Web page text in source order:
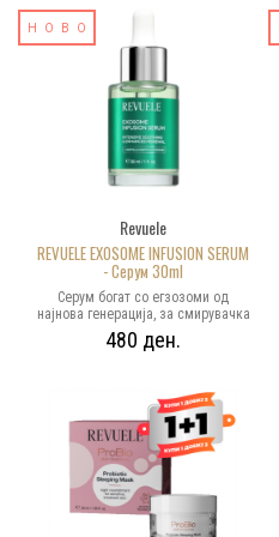
мазен финиш на кожата и
неверојатен мек сјај што ја
рефлектира светлината. Збогатен
кожата да остане добро
хидрирана, свежа и со младешки
изглед. Без разлика дали сакате
кожа со нежен сјај или сакате да
се мејкапирате со гламурозен
изглед, само додадете од овие
чудотворни капки за сјај во
НОВО
Revuele
REVUELE EXOSOME INFUSION SERUM
- Серум 30ml
Серум богат со егзозоми од
најнова генерација, за смирувачка
хидратација, а воедно да го
стимулира природното
егзозоми на центела, помага во
ревитализација на кожата,
зголемување на отпорноста и
здрав, младешки изглед.
Свиленкастата текстура лесно се
лизга на кожата и обезбедува
концентрирана хидратација,
помагајќи во смирување на
иритацијата, зајакнување на
480 ден.